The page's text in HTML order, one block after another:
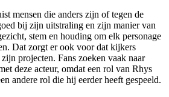
mensen die anders zijn of tegen de
bij zijn uitstraling en zijn manier van
stem en houding om elk personage
Dat zorgt er ook voor dat kijkers
projecten. Fans zoeken vaak naar
deze acteur, omdat een rol van Rhys
andere rol die hij eerder heeft gespeeld.